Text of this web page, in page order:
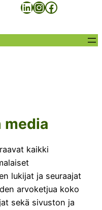
LinkedIn
Instagram
Facebook
kaikki
lukijat ja seuraajat
arvoketjua koko
sekä sivuston ja